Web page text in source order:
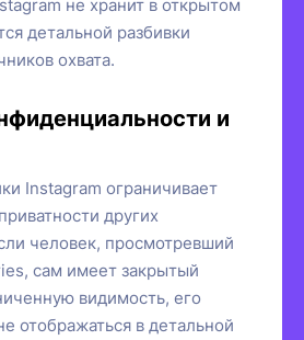
не хранит в открытом
детальной разбивки
охвата.
и
Instagram ограничивает
других
человек, просмотревший
сам имеет закрытый
видимость, его
отображаться в детальной